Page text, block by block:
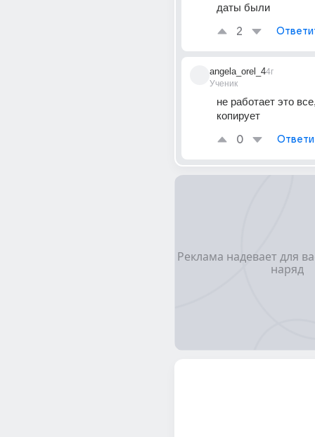
даты были
2
angela_orel_4
Ученик
4г
не работает это
копирует
0